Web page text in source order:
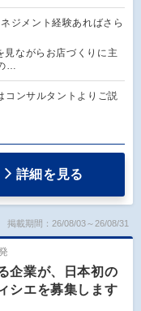
ジメント経験あればさら
見ながらお店づくりに主
…
コンサルタントよりご説
詳細を見る
掲載期間：26/08/03～26/08/31
企業が、日本初の
シエを募集します